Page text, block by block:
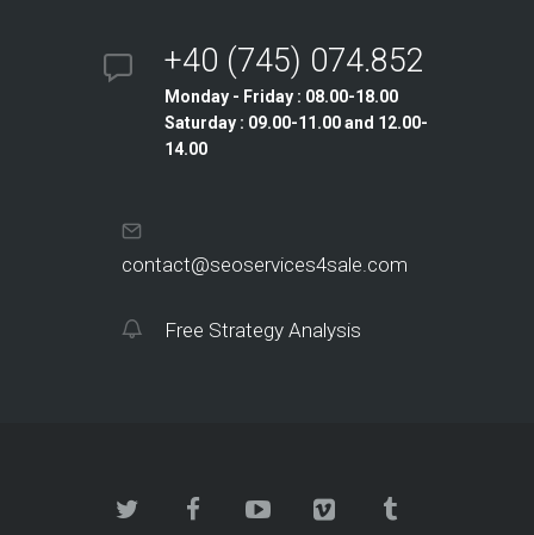
+40 (745) 074.852
Monday - Friday : 08.00-18.00
Saturday : 09.00-11.00 and 12.00-
14.00
contact@seoservices4sale.com
Free Strategy Analysis